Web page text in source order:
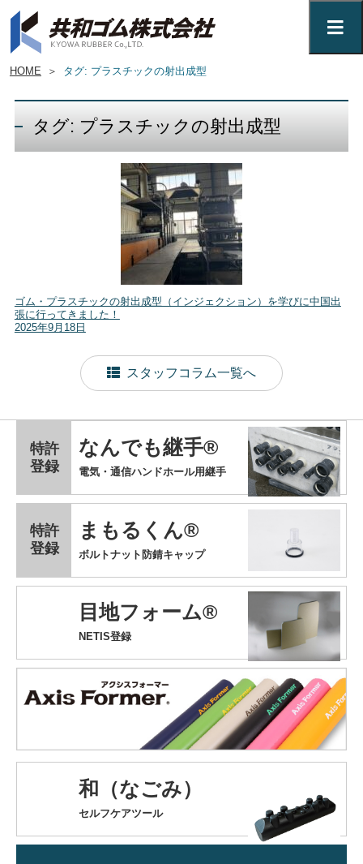
HOME ＞ タグ: プラスチックの射出成型
タグ: プラスチックの射出成型
ゴム・プラスチックの射出成型（インジェクション）を学びに中国出
張に行ってきました！
2025年9月18日
スタッフコラム一覧へ
なんでも継手®
特許
登録
電気・通信ハンドホール用継手
まもるくん®
特許
登録
ボルトナット防錆キャップ
目地フォーム®
NETIS登録
和（なごみ）
セルフケアツール